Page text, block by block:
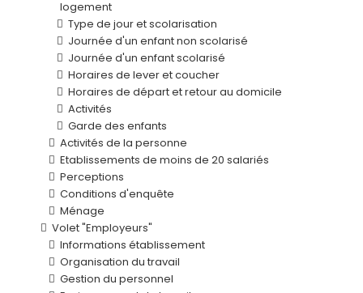
logement
Type de jour et scolarisation
Journée d'un enfant non scolarisé
Journée d'un enfant scolarisé
Horaires de lever et coucher
Horaires de départ et retour au domicile
Activités
Garde des enfants
Activités de la personne
Etablissements de moins de 20 salariés
Perceptions
Conditions d'enquête
Ménage
Volet "Employeurs"
Informations établissement
Organisation du travail
Gestion du personnel